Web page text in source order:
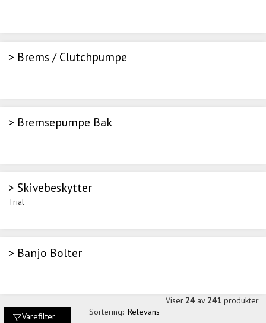
> Brems / Clutchpumpe
> Bremsepumpe Bak
> Skivebeskytter
Trial
> Banjo Bolter
Varefilter Sortering: Relevans
Viser 24 av 241 produkter